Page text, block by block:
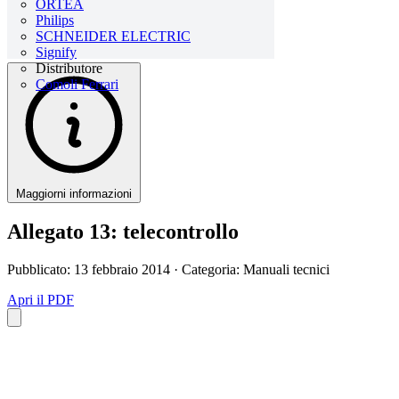
ORTEA
Philips
SCHNEIDER ELECTRIC
Signify
Distributore
Comoli Ferrari
Maggiorni informazioni
Allegato 13: telecontrollo
Pubblicato: 13 febbraio 2014 · Categoria: Manuali tecnici
Apri il PDF